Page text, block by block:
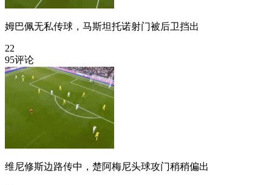
姆巴佩无私传球，马斯坦托诺射门被后卫挡出
22
95评论
维尼修斯边路传中，楚阿梅尼头球攻门稍稍偏出